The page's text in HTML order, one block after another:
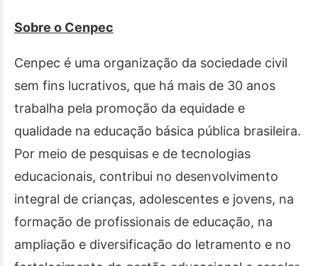
Sobre o Cenpec
Cenpec é uma organização da sociedade civil
sem fins lucrativos, que há mais de 30 anos
trabalha pela promoção da equidade e
qualidade na educação básica pública brasileira.
Por meio de pesquisas e de tecnologias
educacionais, contribui no desenvolvimento
integral de crianças, adolescentes e jovens, na
formação de profissionais de educação, na
ampliação e diversificação do letramento e no